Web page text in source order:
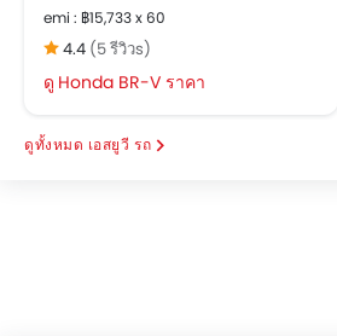
เซ็นทรัลล็อค
ถุงลมฝั่งคนขับ
ถุงลมฝั่งคนนั่ง
เสียงเตือนคาดเข็มขัดนิรภัย
emi : ฿15,733 x 60
4.4 (5 รีวิวs)
Honda BR-V ราคา
เอสยูวี รถ